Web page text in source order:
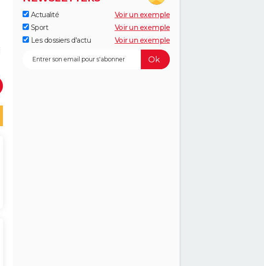
Actualité
Voir un exemple
Sport
Voir un exemple
Les dossiers d'actu
Voir un exemple